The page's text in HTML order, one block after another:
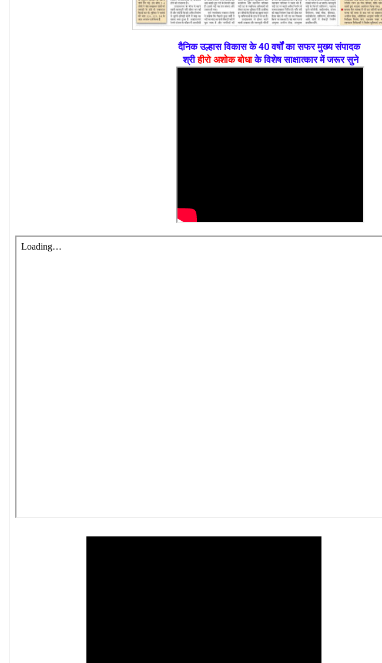
दैनिक उल्हास विकास के 40 वर्षों का सफर मुख्य संपादक
श्रीहीरो अशोक बोधाके विशेष साक्षात्कार में जरूर सुने